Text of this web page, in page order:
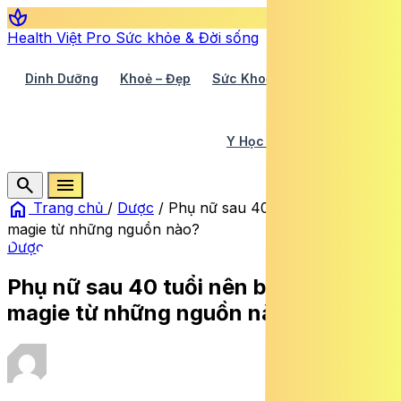
spa
Health Việt Pro Sức khỏe & Đời sống
Dinh Dưỡng Khoẻ – Đẹp Sức Khoẻ TV
Y Học Cổ Truyền
search
menu
home Trang chủ / Dược / Phụ nữ sau 40 tuổi nên bổ sung
magie từ những nguồn nào?
Dược
Phụ nữ sau 40 tuổi nên bổ sung
magie từ những nguồn nào?